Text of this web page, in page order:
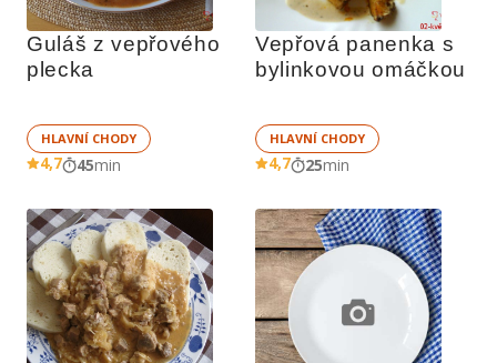
Guláš z vepřového
plecka
HLAVNÍ CHODY
4,7 45min
Vepřová panenka s
bylinkovou omáčkou
HLAVNÍ CHODY
4,7 25min